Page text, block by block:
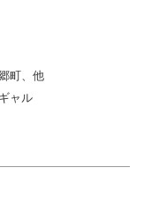
町、他
ャル